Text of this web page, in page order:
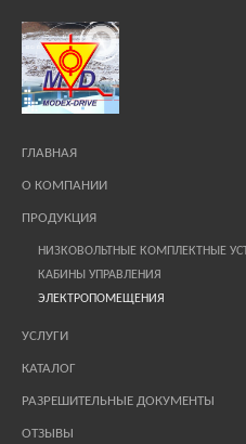
ГЛАВНАЯ
О КОМПАНИИ
ПРОДУКЦИЯ
НИЗКОВОЛЬТНЫЕ КОМПЛЕКТНЫЕ
КАБИНЫ УПРАВЛЕНИЯ
ЭЛЕКТРОПОМЕЩЕНИЯ
УСЛУГИ
КАТАЛОГ
РАЗРЕШИТЕЛЬНЫЕ ДОКУМЕНТЫ
ОТЗЫВЫ